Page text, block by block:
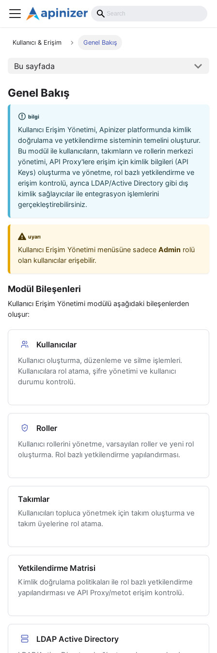
Kullanıcı & Erişim Genel Bakış
Bu sayfada
Genel Bakış
bilgi
Kullanıcı Erişim Yönetimi, Apinizer platformunda kimlik
doğrulama ve yetkilendirme sisteminin temelini oluşturur.
Bu modül ile kullanıcıların, takımların ve rollerin merkezi
yönetimi, API Proxy'lere erişim için kimlik bilgileri (API
Keys) oluşturma ve yönetme, rol bazlı yetkilendirme ve
erişim kontrolü, ayrıca LDAP/Active Directory gibi dış
kimlik sağlayıcılar ile entegrasyon işlemlerini
gerçekleştirebilirsiniz.
uyarı
Kullanıcı Erişim Yönetimi menüsüne sadece Admin rolü
olan kullanıcılar erişebilir.
Modül Bileşenleri
Kullanıcı Erişim Yönetimi modülü aşağıdaki bileşenlerden
oluşur:
Kullanıcılar
Kullanıcı oluşturma, düzenleme ve silme işlemleri.
Kullanıcılara rol atama, şifre yönetimi ve kullanıcı
durumu kontrolü.
Roller
Kullanıcı rollerini yönetme, varsayılan roller ve yeni rol
oluşturma. Rol bazlı yetkilendirme yapılandırması.
Takımlar
Kullanıcıları topluca yönetmek için takım oluşturma ve
takım üyelerine rol atama.
Yetkilendirme Matrisi
Kimlik doğrulama politikaları ile rol bazlı yetkilendirme
yapılandırması ve API Proxy/metot erişim kontrolü.
LDAP Active Directory